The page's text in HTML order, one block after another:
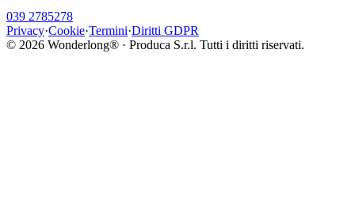
039 2785278
Privacy·Cookie·Termini·Diritti GDPR
© 2026 Wonderlong® · Produca S.r.l. Tutti i diritti riservati.